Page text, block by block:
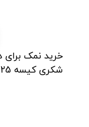
خرید نمک برای